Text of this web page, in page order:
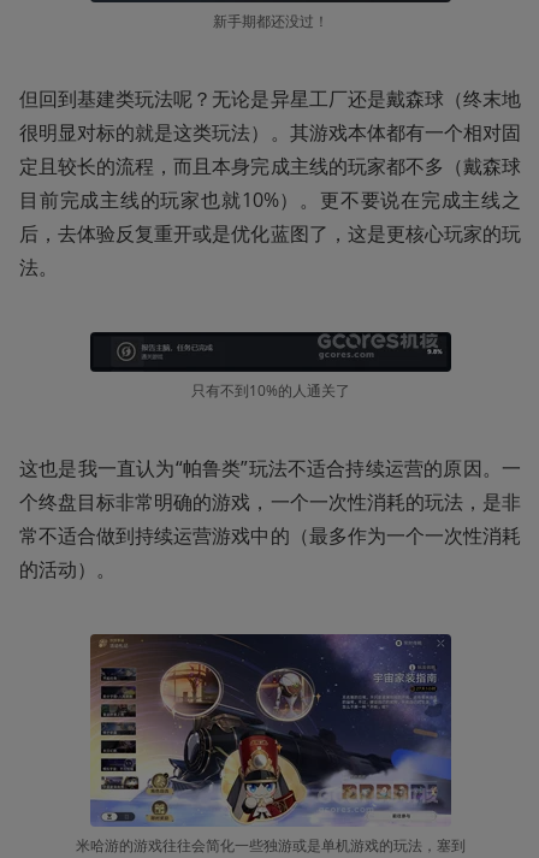
新手期都还没过！
但回到基建类玩法呢？无论是异星工厂还是戴森球（终末地
很明显对标的就是这类玩法）。其游戏本体都有一个相对固
定且较长的流程，而且本身完成主线的玩家都不多（戴森球
目前完成主线的玩家也就10%）。更不要说在完成主线之
后，去体验反复重开或是优化蓝图了，这是更核心玩家的玩
法。
只有不到10%的人通关了
这也是我一直认为“帕鲁类”玩法不适合持续运营的原因。一
个终盘目标非常明确的游戏，一个一次性消耗的玩法，是非
常不适合做到持续运营游戏中的（最多作为一个一次性消耗
的活动）。
米哈游的游戏往往会简化一些独游或是单机游戏的玩法，塞到